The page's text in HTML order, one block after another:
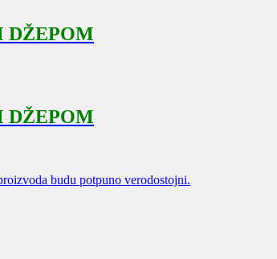
DŽEPOM
DŽEPOM
budu potpuno verodostojni.